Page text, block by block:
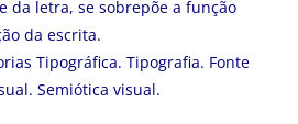
da letra, se sobrepõe a função
da escrita.
Tipográfica. Tipografia. Fonte
Semiótica visual.